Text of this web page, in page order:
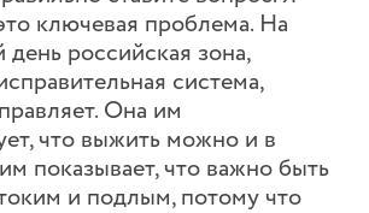
ключевая проблема. На
день российская зона,
система,
Она им
что выжить можно и в
показывает, что важно быть
и подлым, потому что